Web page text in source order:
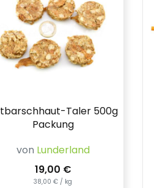
Taler 500g
Packung
von Lunderland
19,00 €
38,00 € / kg